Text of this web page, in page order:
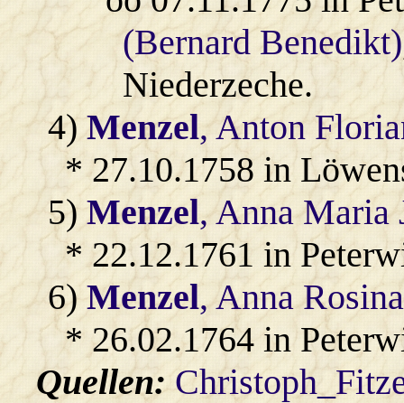
(Bernard Benedikt)
Niederzeche.
4)Menzel, Anton
* 27.10.1758 in
5)Menzel, Anna Maria
* 22.12.1761 in
6)Menzel, Anna
* 26.02.1764 in
Quellen: